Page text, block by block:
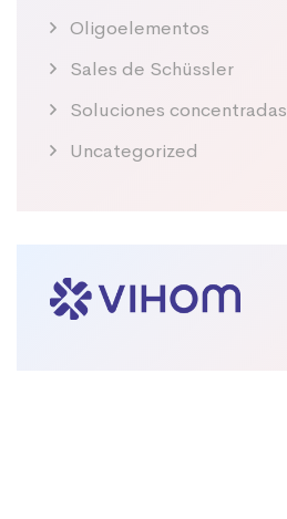
Oligoelementos
Sales de Schüssler
Soluciones concentradas
Uncategorized